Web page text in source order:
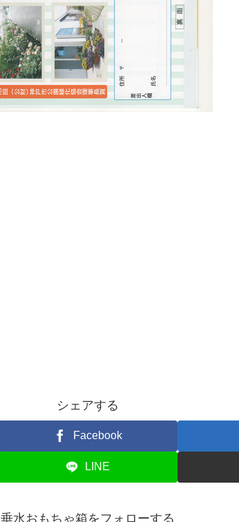
シェアする
Facebook
LINE
垂水おもちゃ箱をフォローする